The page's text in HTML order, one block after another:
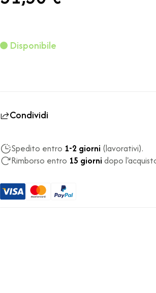
Disponibile
Condividi
Spedito entro 1-2 giorni (lavorativi).
Rimborso entro 15 giorni dopo